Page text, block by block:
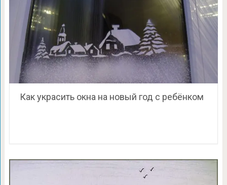
Как украсить окна на новый год с ребёнком